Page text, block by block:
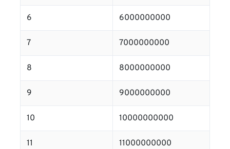
6 6000000000
7 7000000000
8 8000000000
9 9000000000
10 10000000000
11 11000000000